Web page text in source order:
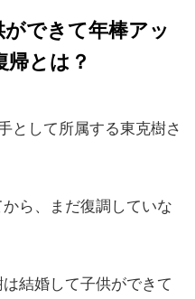
できて年棒アッ
帰とは？
として所属する東克樹さ
ら、まだ復調していな
結婚して子供ができて